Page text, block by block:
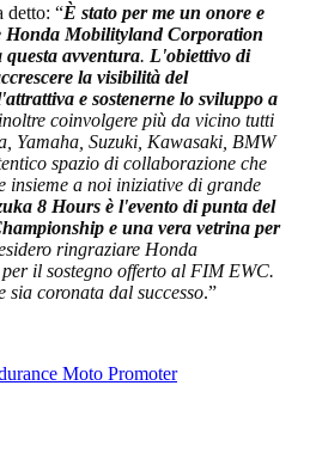
detto: “È stato per me un onore e
Honda Mobilityland Corporation
avventura. L'obiettivo di
la visibilità del
e sostenerne lo sviluppo a
coinvolgere più da vicino tutti
Yamaha, Suzuki, Kawasaki, BMW
spazio di collaborazione che
insieme a noi iniziative di grande
8 Hours è l'evento di punta del
e una vera vetrina per
ringraziare Honda
il sostegno offerto al FIM EWC.
sia coronata dal successo.”
Moto Promoter